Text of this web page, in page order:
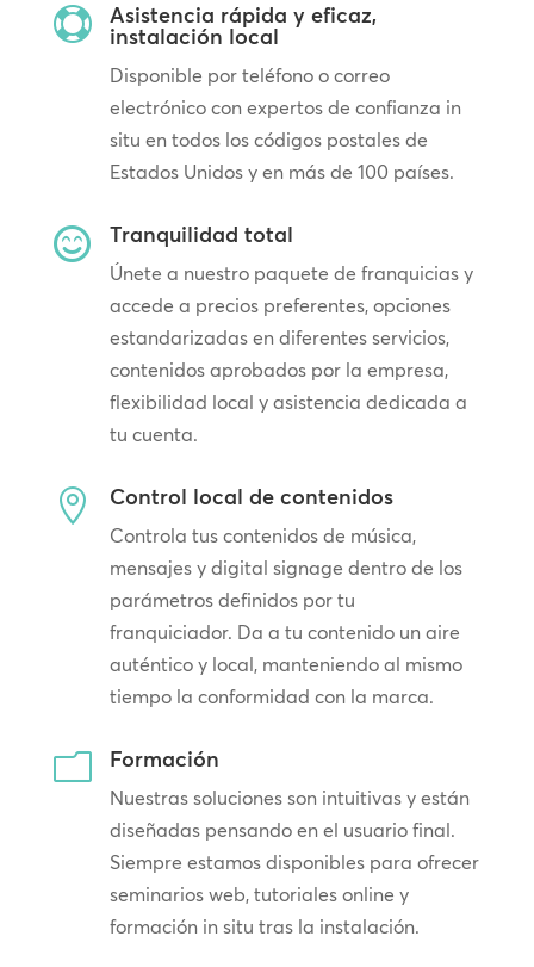
 Asistencia rápida y eficaz,
instalación local
Disponible por teléfono o correo
electrónico con expertos de confianza in
situ en todos los códigos postales de
Estados Unidos y en más de 100 países.
 Tranquilidad total
Únete a nuestro paquete de franquicias y
accede a precios preferentes, opciones
estandarizadas en diferentes servicios,
contenidos aprobados por la empresa,
flexibilidad local y asistencia dedicada a
tu cuenta.
 Control local de contenidos
Controla tus contenidos de música,
mensajes y digital signage dentro de los
parámetros definidos por tu
franquiciador. Da a tu contenido un aire
auténtico y local, manteniendo al mismo
tiempo la conformidad con la marca.
m Formación
Nuestras soluciones son intuitivas y están
diseñadas pensando en el usuario final.
Siempre estamos disponibles para ofrecer
seminarios web, tutoriales online y
formación in situ tras la instalación.